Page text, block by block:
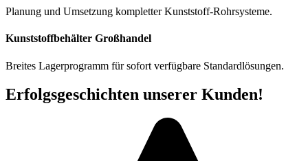
Planung und Umsetzung kompletter Kunststoff-Rohrsysteme.
Kunststoffbehälter Großhandel
Breites Lagerprogramm für sofort verfügbare Standardlösungen.
Erfolgsgeschichten unserer Kunden!